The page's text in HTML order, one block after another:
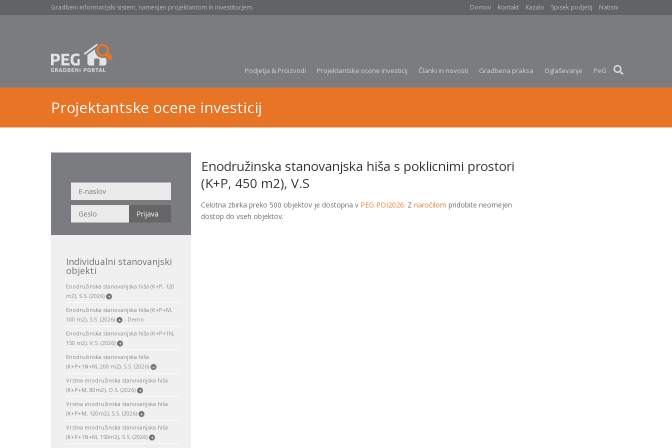
Gradbeni informacijski sistem, namenjen projektantom in investitorjem. Domov Kontakt Kazalo Spisek podjetij Natisni
Podjetja & Proizvodi Projektantske ocene investicij Članki in novosti Gradbena praksa Oglaševanje PeG
Projektantske ocene investicij
Individualni stanovanjski
objekti
Enodružinska stanovanjska hiša (K+P, 120
m2), S.S. (2026) +
Enodružinska stanovanjska hiša (K+P+M,
100 m2), S.S. (2026) + - Demo
Enodružinska stanovanjska hiša (K+P+1N,
150 m2), V.S. (2026) +
Enodružinska stanovanjska hiša
(K+P+1N+M, 200 m2), S.S. (2026) +
Vrstna enodružinska stanovanjska hiša
(K+P+M, 80m2), O.S. (2026) +
Vrstna enodružinska stanovanjska hiša
(K+P+M, 120m2), S.S. (2026) +
Vrstna enodružinska stanovanjska hiša
(K+P+1N+M, 150m2), S.S. (2026) +
Enodružinska stanovanjska hiša s poklicnimi prostori
(K+P, 450 m2), V.S
Celotna zbirka preko 500 objektov je dostopna v PEG POI2026. Z naročilom pridobite neomejen
dostop do vseh objektov.